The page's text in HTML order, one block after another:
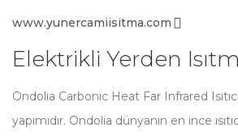
www.yunercamiisitma.com
Elektrikli Yerden
Ondolia Carbonic Heat Far Infrared
yapımıdır. Ondolia dünyanın en ince